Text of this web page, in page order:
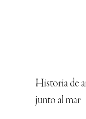
Historia de
junto al mar